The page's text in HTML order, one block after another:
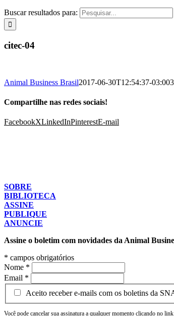
Buscar resultados para:
citec-04
Animal Business Brasil2017-06-30T12:54:37-03:00
Compartilhe nas redes sociais!
FacebookXLinkedInPinterestE-mail
SOBRE
BIBLIOTECA
ASSINE
PUBLIQUE
ANUNCIE
Assine o boletim com novidades da Animal
* campos obrigatórios
Nome *
Email *
Aceito receber e-mails com os boletins da
Você pode cancelar sua assinatura a qualquer momento clicando no